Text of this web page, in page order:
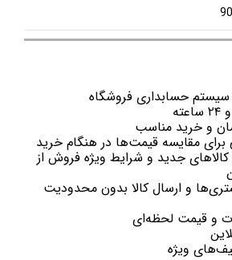
سیستم حسابداری فروشگاه
و خرید مناسب
برای مقایسه قیمت‌ها در هنگام خرید
جدید و شرایط ویژه فروش از
و ارسال کالا بدون محدودیت
و قیمت لحظه‌ای
ویژه